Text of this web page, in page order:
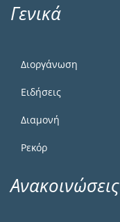
Γενικά
Διοργάνωση
Ειδήσεις
Διαμονή
Ρεκόρ
Ανακοινώσεις